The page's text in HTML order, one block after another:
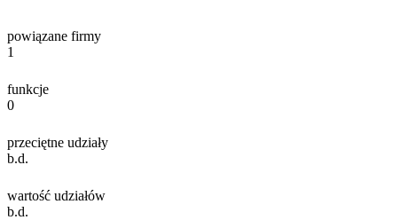
powiązane firmy
1
funkcje
0
przeciętne udziały
b.d.
wartość udziałów
b.d.